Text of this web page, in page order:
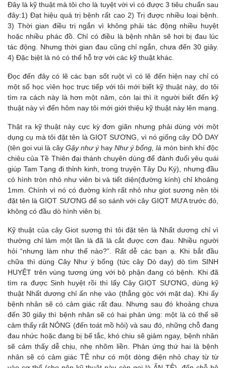
Đây là kỹ thuật mà tôi cho là tuyệt vời vì có được 3 tiêu chuẩn sau
đây:1) Đạt hiệu quả trị bệnh rất cao 2) Trị được nhiều loại bệnh.
3) Thời gian điều trị ngắn vì không phải tác động nhiều huyệt
hoặc nhiều phác đồ. Chỉ có điều là bệnh nhân sẽ hơi bị đau lúc
tác động. Nhưng thời gian đau cũng chỉ ngắn, chưa đến 30 giây.
4) Đặc bịệt là nó có thể hỗ trợ với các kỹ thuật khác.
Đọc đến đây có lẽ các bạn sốt ruột vì có lẽ đến hiện nay chỉ có
một số học vìên học trực tiếp với tôi mới bịết kỹ thuật này, do tôi
tìm ra cách này là hơn một năm, còn lại thì ít người biết đến kỹ
thuật này vì đến hôm nay tôi mới giới thiệu kỹ thuật này lên mạng.
Thật ra kỹ thuật này cực kỳ đơn giãn nhưng phải dùng với một
dụng cụ mà tôi đặt tên là GIỌT SƯƠNG, vì nó giống cây DÒ DAY
(tên goi vui là cây Gậy như ýhay Như ý bổng, là món binh khí độc
chiêu của Tề Thiên đại thánh chuyên dùng để đánh đuổi yêu quái
giúp Tam Tạng đi thỉnh kinh, trong truyện Tây Du Ký), nhưng đầu
có hình tròn nhỏ như viên bi và tiết diện(đường kính) chỉ khoảng
1mm. Chính vì nó có đường kính rất nhỏ như giot sương nên tôi
đặt tên là GIỌT SƯƠNG để so sánh với cây GIỌT MƯA trước đó,
không có đầu dò hình viên bị.
Kỹ thuật của cây Giot sương thì tôi đặt tên là Nhất dương chỉ vì
thường chỉ làm một lần là đã là cắt được cơn đau. Nhiều người
hỏi “nhưng làm như thế nào?”. Rất dễ các bạn ạ. Khi bắt đầu
chữa thì dùng Cây Như ý bổng (tức cây Dò day) dò tìm SINH
HUYỆT trên vùng tương ứng với bộ phận đang có bệnh. Khi đã
tìm ra được Sinh huyệt rồi thì lấy Cây GIỌT SƯƠNG, dùng kỹ
thuật Nhất dương chỉ ấn nhẹ vào (thẳng góc với mặt da). Khi ấy
bệnh nhân sẽ có cảm giác rất đau. Nhưng sau đó khoảng chưa
đến 30 giây thì bệnh nhân sẽ có hai phản ứng: một là có thể sẽ
cảm thấy rất NÓNG (đến toát mồ hôi) và sau đó, những chỗ đang
đau nhức hoặc đang bị bế tắc, khó chiu sẽ giảm ngay, bệnh nhân
sẽ cảm thấy dễ chịu, nhẹ nhõm liền. Phản ứng thứ hai là bệnh
nhân sẽ có cảm giác TÊ như có một dòng điện nhỏ chay từ từ